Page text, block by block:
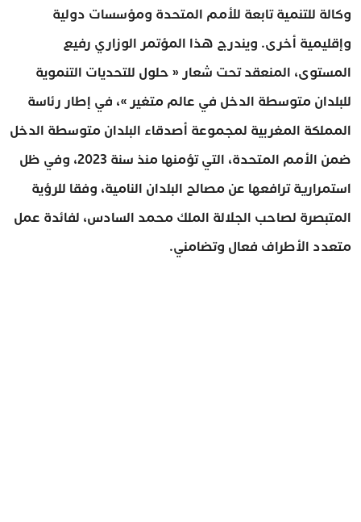
وكالة للتنمية تابعة للأمم المتحدة ومؤسسات دولية
وإقليمية أخرى. ويندرج هذا المؤتمر الوزاري رفيع
المستوى، المنعقد تحت شعار « حلول للتحديات التنموية
للبلدان متوسطة الدخل في عالم متغير »، في إطار رئاسة
المملكة المغربية لمجموعة أصدقاء البلدان متوسطة الدخل
ضمن الأمم المتحدة، التي تؤمنها منذ سنة 2023، وفي ظل
استمرارية ترافعها عن مصالح البلدان النامية، وفقا للرؤية
المتبصرة لصاحب الجلالة الملك محمد السادس، لفائدة عمل
متعدد الأطراف فعال وتضامني.